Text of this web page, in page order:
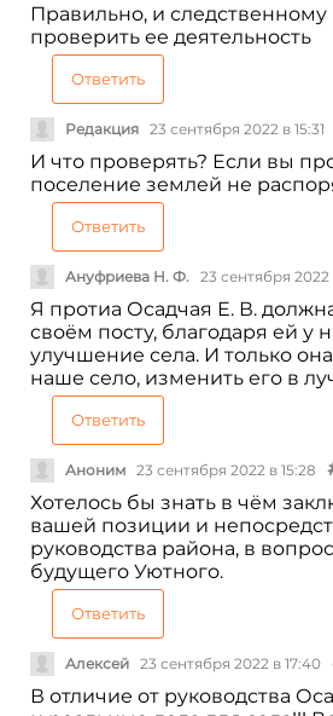
Правильно, и следственному
проверить ее деятельность
Ответить
Редакция 23 сентября 2022 в 15:31
И что проверять? Если вы
поселение землей не
Ответить
Ануфриева Н. Ф. 23 сентября 2022
Я протиа Осадчая Е. В.
своём посту, благодаря ей у
улучшение села. И только
наше село, изменить его в
Ответить
Аноним 23 сентября 2022 в 15:28
Хотелось бы знать в чём
вашей позиции и
руководства района, в
будущего Уютного.
Ответить
Алексей 23 сентября 2022 в 17:40
В отличие от руководства